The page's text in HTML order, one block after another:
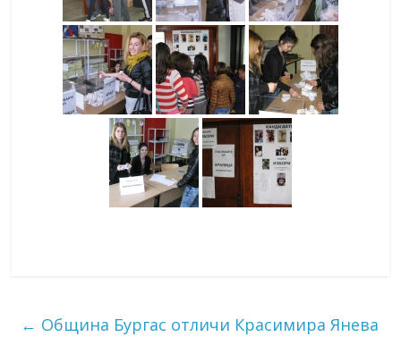
← Община Бургас отличи Красимира Янева